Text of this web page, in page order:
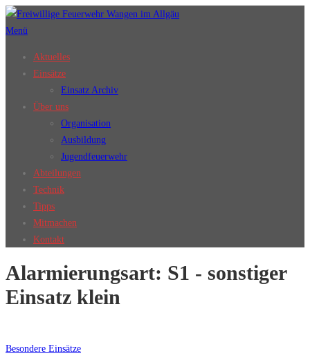
Zum
Inhalt
Menü
Aktuelles
Einsätze
Einsatz Archiv
Über uns
Organisation
Ausbildung
Jugendfeuerwehr
Abteilungen
Technik
Tipps
Mitmachen
Kontakt
Alarmierungsart: S1 - sonstiger
Einsatz klein
Besondere Einsätze